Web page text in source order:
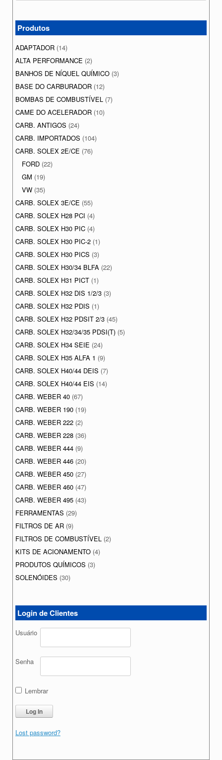
Produtos
ADAPTADOR (14)
ALTA PERFORMANCE (2)
BANHOS DE NÍQUEL QUÍMICO (3)
BASE DO CARBURADOR (12)
BOMBAS DE COMBUSTÍVEL (7)
CAME DO ACELERADOR (10)
CARB. ANTIGOS (24)
CARB. IMPORTADOS (104)
CARB. SOLEX 2E/CE (76)
FORD (22)
GM (19)
VW (35)
CARB. SOLEX 3E/CE (55)
CARB. SOLEX H28 PCI (4)
CARB. SOLEX H30 PIC (4)
CARB. SOLEX H30 PIC-2 (1)
CARB. SOLEX H30 PICS (3)
CARB. SOLEX H30/34 BLFA (22)
CARB. SOLEX H31 PICT (1)
CARB. SOLEX H32 DIS 1/2/3 (3)
CARB. SOLEX H32 PDIS (1)
CARB. SOLEX H32 PDSIT 2/3 (45)
CARB. SOLEX H32/34/35 PDSI(T) (5)
CARB. SOLEX H34 SEIE (24)
CARB. SOLEX H35 ALFA 1 (9)
CARB. SOLEX H40/44 DEIS (7)
CARB. SOLEX H40/44 EIS (14)
CARB. WEBER 40 (67)
CARB. WEBER 190 (19)
CARB. WEBER 222 (2)
CARB. WEBER 228 (36)
CARB. WEBER 444 (9)
CARB. WEBER 446 (20)
CARB. WEBER 450 (27)
CARB. WEBER 460 (47)
CARB. WEBER 495 (43)
FERRAMENTAS (29)
FILTROS DE AR (9)
FILTROS DE COMBUSTÍVEL (2)
KITS DE ACIONAMENTO (4)
PRODUTOS QUÍMICOS (3)
SOLENÓIDES (30)
Login de Clientes
Usuário
Senha
Lembrar
Lost password?